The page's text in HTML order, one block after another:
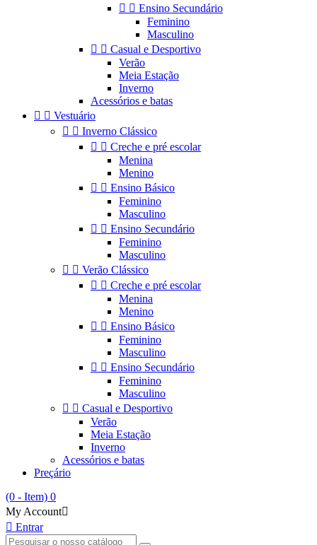
  Ensino Secundário
Feminino
Masculino
  Casual e Desportivo
Verão
Meia Estação
Inverno
Acessórios e batas
  Vestuário
  Inverno Clássico
  Creche e pré escolar
Menina
Menino
  Ensino Básico
Feminino
Masculino
  Ensino Secundário
Feminino
Masculino
  Verão Clássico
  Creche e pré escolar
Menina
Menino
  Ensino Básico
Feminino
Masculino
  Ensino Secundário
Feminino
Masculino
  Casual e Desportivo
Verão
Meia Estação
Inverno
Acessórios e batas
Preçário
(0 - Item) 0
My Account
 Entrar